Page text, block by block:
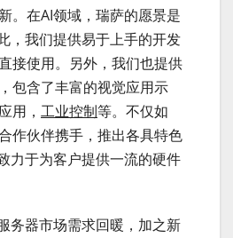
。在AI领域，瑞萨的愿景是
，我们提供易于上手的开发
接使用。另外，我们也提供
包含了丰富的视觉应用示
应用， 工业控制等。不仅如
作伙伴携手，推出各具特色
力于为客户提供一流的硬件
务器市场需求回暖，加之新